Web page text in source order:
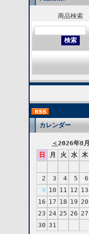
商品検索
カレンダー
＜2026年8月
日
月 火 水 木
2
3 4 5 6
9 10 11 12 13
16 17 18 19 20
23 24 25 26 27
30 31